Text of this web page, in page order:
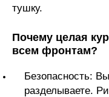
тушку.
Почему целая
всем фронтам?
Безопасность:
разделываете.